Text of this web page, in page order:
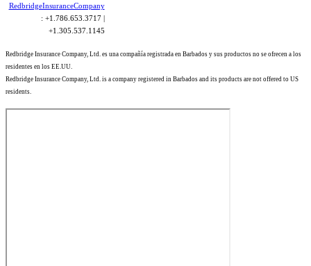
RedbridgeInsuranceCompany
: +1.786.653.3717 |
+1.305.537.1145
Redbridge Insurance Company, Ltd. es una compañía registrada en Barbados y sus productos no se ofrecen a los
residentes en los EE.UU.
Redbridge Insurance Company, Ltd. is a company registered in Barbados and its products are not offered to US
residents.